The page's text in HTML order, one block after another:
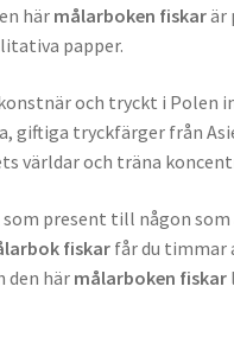
härmålarboken fiskarär
papper.
och tryckt i
giftiga tryckfärger från
världar och träna
present till någon
fiskar får du timmar
den här målarboken fiskar